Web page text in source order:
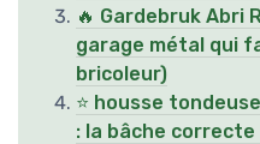
🔥 Gardebruk Abri
garage métal qui
bricoleur)
⭐ housse
: la bâche